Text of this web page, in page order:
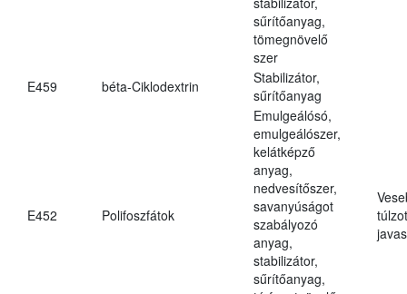
sűrítőanyag,
tömegnövelő
szer
E459
béta-Ciklodextrin
Stabilizátor,
sűrítőanyag
E452 Polifoszfátok
Emulgeálósó,
emulgeálószer,
kelátképző
anyag,
nedvesítőszer,
savanyúságot
szabályozó
anyag,
stabilizátor,
sűrítőanyag,